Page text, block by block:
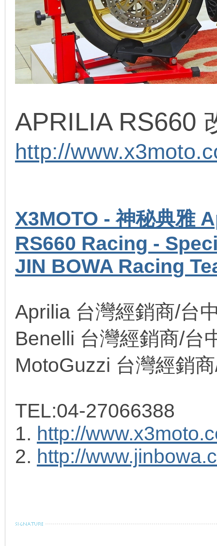
APRILIA RS660
http://
X3MOTO - 神秘典雅
RS660 Racing -
JIN BOWA Racing
Aprilia 台灣經銷商/台
Benelli 台灣經銷商/台
MotoGuzzi 台灣經銷
TEL:04-27066388
1. http://
2. http://